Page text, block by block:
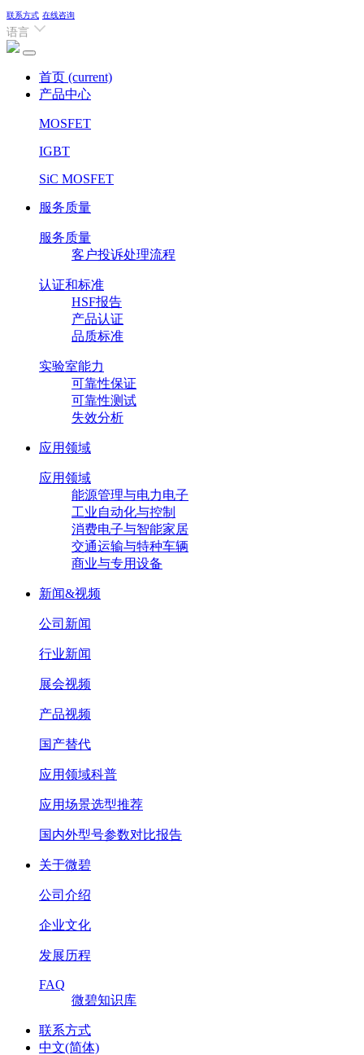
联系方式 在线咨询
语言
首页 (current)
产品中心
MOSFET
IGBT
SiC MOSFET
服务质量
服务质量
客户投诉处理流程
认证和标准
HSF报告
产品认证
品质标准
实验室能力
可靠性保证
可靠性测试
失效分析
应用领域
应用领域
能源管理与电力电子
工业自动化与控制
消费电子与智能家居
交通运输与特种车辆
商业与专用设备
新闻&视频
公司新闻
行业新闻
展会视频
产品视频
国产替代
应用领域科普
应用场景选型推荐
国内外型号参数对比报告
关于微碧
公司介绍
企业文化
发展历程
FAQ
微碧知识库
联系方式
中文(简体)